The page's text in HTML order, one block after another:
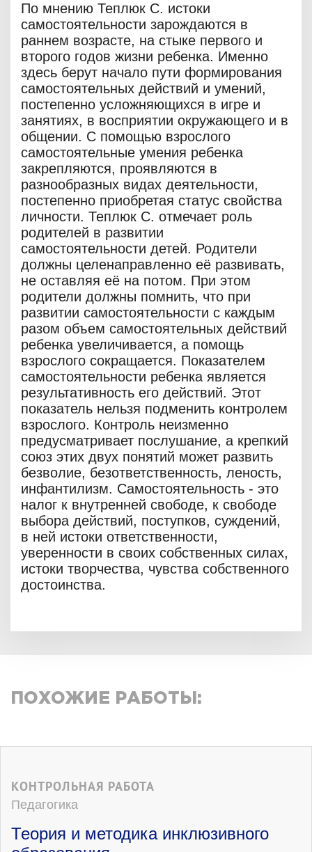
ПОХОЖИЕ РАБОТЫ:
КОНТРОЛЬНАЯ РАБОТА
Педагогика
Теория и методика инклюзивного
По мнению Теплюк С. истоки
самостоятельности зарождаются в
раннем возрасте, на стыке первого и
второго годов жизни ребенка. Именно
здесь берут начало пути формирования
самостоятельных действий и умений,
постепенно усложняющихся в игре и
занятиях, в восприятии окружающего и в
общении. С помощью взрослого
самостоятельные умения ребенка
закрепляются, проявляются в
разнообразных видах деятельности,
постепенно приобретая статус свойства
личности. Теплюк С. отмечает роль
родителей в развитии
самостоятельности детей. Родители
должны целенаправленно её развивать,
не оставляя её на потом. При этом
родители должны помнить, что при
развитии самостоятельности с каждым
разом объем самостоятельных действий
ребенка увеличивается, а помощь
взрослого сокращается. Показателем
самостоятельности ребенка является
результативность его действий. Этот
показатель нельзя подменить контролем
взрослого. Контроль неизменно
предусматривает послушание, а крепкий
союз этих двух понятий может развить
безволие, безответственность, леность,
инфантилизм. Самостоятельность - это
налог к внутренней свободе, к свободе
выбора действий, поступков, суждений,
в ней истоки ответственности,
уверенности в своих собственных силах,
истоки творчества, чувства собственного
достоинства.